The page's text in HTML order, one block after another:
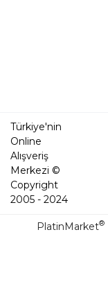
Türkiye'nin
Online
Alışveriş
Merkezi ©
Copyright
2005 - 2024
PlatinMarket®